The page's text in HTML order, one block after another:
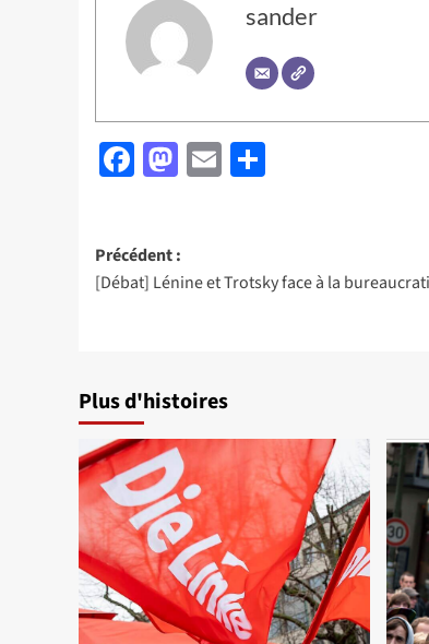
sander
Facebook
Mastodon
Email
Navigation
d’article
Précédent :
[Débat] Lénine et Trotsky face à la
Plus d'histoires